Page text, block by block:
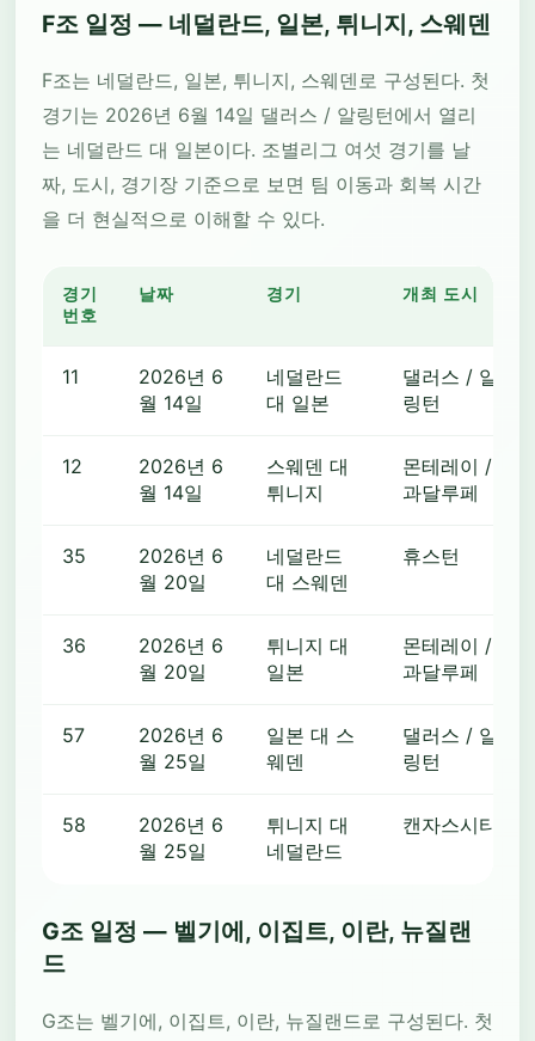
F조 일정 — 네덜란드, 일본, 튀니지, 스웨덴
F조는 네덜란드, 일본, 튀니지, 스웨덴로 구성된다. 첫
경기는 2026년 6월 14일 댈러스 / 알링턴에서 열리
는 네덜란드 대 일본이다. 조별리그 여섯 경기를 날
짜, 도시, 경기장 기준으로 보면 팀 이동과 회복 시간
을 더 현실적으로 이해할 수 있다.
경기
번호
날짜 경기 개최 도시
11
2026년 6
월 14일
네덜란드
대 일본
댈러스 / 알
링턴
12
2026년 6
월 14일
스웨덴 대
튀니지
몬테레이 /
과달루페
35
2026년 6
월 20일
네덜란드
대 스웨덴
휴스턴
36
2026년 6
월 20일
튀니지 대
일본
몬테레이 /
과달루페
57
2026년 6
월 25일
일본 대 스
웨덴
댈러스 / 알
링턴
58
2026년 6
월 25일
튀니지 대
네덜란드
캔자스시티
G조 일정 — 벨기에, 이집트, 이란, 뉴질랜
드
G조는 벨기에, 이집트, 이란, 뉴질랜드로 구성된다. 첫